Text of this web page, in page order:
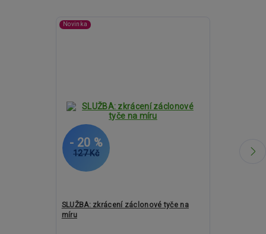
Novinka
127 Kč
- 20 %
SLUŽBA: zkrácení záclonové tyče na
míru
1 964 Kč